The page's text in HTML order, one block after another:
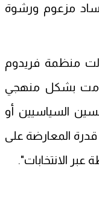
مزعوم ورشوة
منظمة فريدوم
بشكل منهجي
السياسيين أو
المعارضة على
عبر الانتخابات".